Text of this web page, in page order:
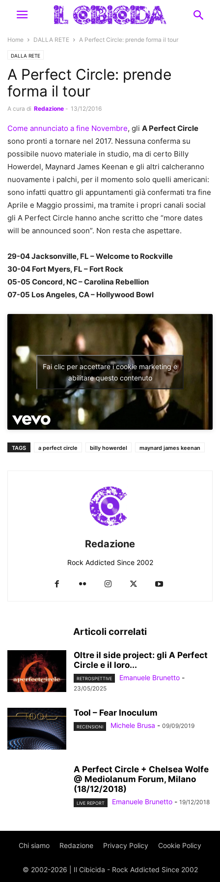
Home DALLA RETE A Perfect Circle: prende forma il tour
DALLA RETE
A Perfect Circle: prende
forma il tour
A cura di Redazione - 13/12/2016
Come annunciato a fine Novembre, gli A Perfect Circle
sono pronti a tornare nel 2017. Nessuna conferma su
possibile nuovo materiale in studio, ma di certo Billy
Howerdel, Maynard James Keenan e gli altri calcheranno
nuovamente i palchi, per il momento solo quelli americani:
sono infatti quattro gli appuntamenti già confermati tra fine
Aprile e Maggio prossimi, ma tramite i propri canali social
gli A Perfect Circle hanno anche scritto che “more dates
will be announced soon”. Non resta che aspettare.
29-04 Jacksonville, FL – Welcome to Rockville
30-04 Fort Myers, FL – Fort Rock
05-05 Concord, NC – Carolina Rebellion
07-05 Los Angeles, CA – Hollywood Bowl
Fai clic per accettare i cookie marketing e
abilitare questo contenuto
TAGS a perfect circle billy howerdel maynard james keenan
Redazione
Rock Addicted Since 2002
Articoli correlati
Oltre il side project: gli A Perfect
Circle e il loro...
RETROSPETTIVE Emanuele Brunetto -
23/05/2025
Tool – Fear Inoculum
RECENSIONI Michele Brusa - 09/09/2019
A Perfect Circle + Chelsea Wolfe
@ Mediolanum Forum, Milano
(18/12/2018)
LIVE REPORT Emanuele Brunetto - 19/12/2018
Chi siamo Redazione Privacy Policy Cookie Policy
© 2002-2026 | Il Cibicida - Rock Addicted Since 2002